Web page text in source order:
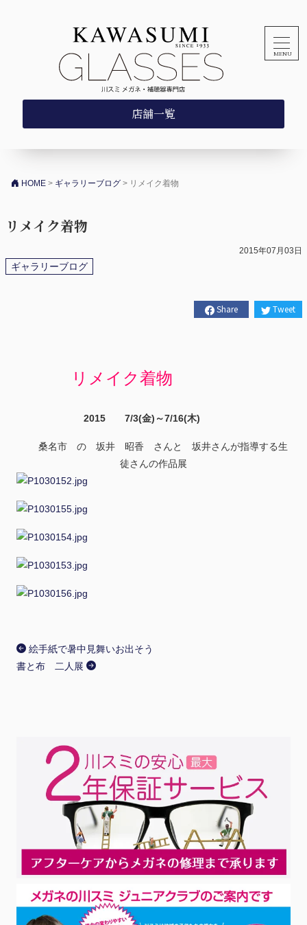
店舗一覧
HOME > ギャラリーブログ > リメイク着物
リメイク着物
2015年07月03日
ギャラリーブログ
Share Tweet
リメイク着物
2015 7/3(金)～7/16(木)
桑名市 の 坂井 昭香 さんと 坂井さんが指導する生
徒さんの作品展
絵手紙で暑中見舞いお出そう
書と布 二人展